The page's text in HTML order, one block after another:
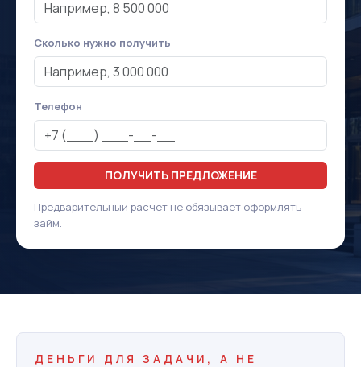
Сколько нужно получить
Телефон
ПОЛУЧИТЬ ПРЕДЛОЖЕНИЕ
Предварительный расчет не обязывает оформлять
займ.
ДЕНЬГИ ДЛЯ ЗАДАЧИ, А НЕ